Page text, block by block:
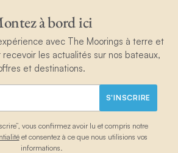
à bord ici
avec The Moorings à terre et
recevoir les actualités sur nos bateaux,
et destinations.
S'INSCRIRE
vous confirmez avoir lu et compris notre
et consentez à ce que nous utilisions vos
informations.